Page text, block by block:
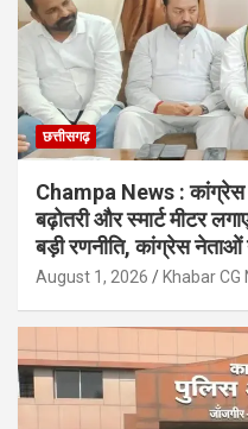
छत्तीसगढ़
Champa News : कांग्रेस
बढ़ोतरी और स्मार्ट मीटर
बड़ी रणनीति, कांग्रेस
August 1, 2026 Khabar CG